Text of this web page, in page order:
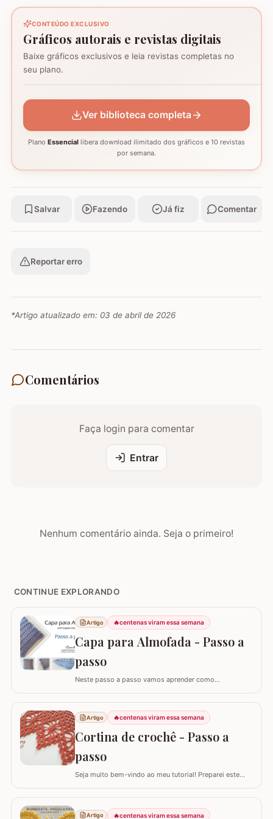
CONTEÚDO EXCLUSIVO
Gráficos autorais e revistas digitais
Baixe gráficos exclusivos e leia revistas completas no
seu plano.
Coração - Tapete
montagem
Ver biblioteca completa
Plano Essencial libera download ilimitado dos gráficos e 10 revistas
por semana.
Salvar Fazendo Já fiz Comentar
Reportar erro
*Artigo atualizado em: 03 de abril de 2026
Comentários
Faça login para comentar
Entrar
Nenhum comentário ainda. Seja o primeiro!
CONTINUE EXPLORANDO
Artigo 🔥centenas viram essa semana
Capa para Almofada - Passo a
passo
Neste passo a passo vamos aprender como
intercalados. Fiz a capa para almofada de 40 x 40 e
seguindo o passo a passo você consegue adaptar para
o tamanho desejado. Utilizei o fio Barroco Maxcolor da
Círculo S/A. Um fio extremamente macio por ser 100%…
Artigo 🔥centenas viram essa semana
Cortina de crochê - Passo a
passo
Seja muito bem-vindo ao meu tutorial! Preparei este
uma peça versátil e encantadora. Hoje, vamos aprender
todos os passos para criar uma linda CORTINA DE
Artigo 🔥centenas viram essa semana